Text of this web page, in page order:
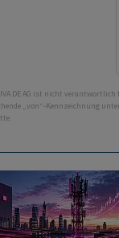
AG ist nicht
„von“-Kennzeichnung